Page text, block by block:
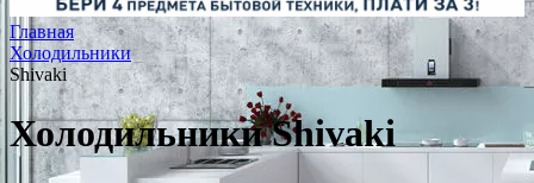
Главная
Холодильники
Shivaki
Холодильники Shivaki